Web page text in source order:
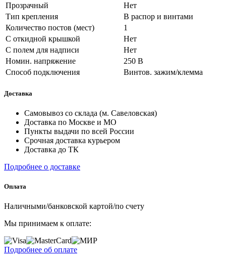
Прозрачный
Нет
Тип крепления
В распор и винтами
Количество постов (мест)
1
С откидной крышкой
Нет
С полем для надписи
Нет
Номин. напряжение
250 В
Способ подключения
Винтов. зажим/клемма
Доставка
Самовывоз со склада (м. Савеловская)
Доставка по Москве и МО
Пункты выдачи по всей России
Срочная доставка курьером
Доставка до ТК
Подробнее о доставке
Оплата
Наличными/банковской картой/по счету
Мы принимаем к оплате:
Подробнее об оплате